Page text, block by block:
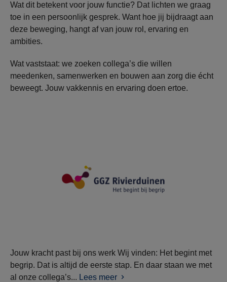
Wat dit betekent voor jouw functie? Dat lichten we graag
toe in een persoonlijk gesprek. Want hoe jij bijdraagt aan
deze beweging, hangt af van jouw rol, ervaring en
ambities.
Wat vaststaat: we zoeken collega’s die willen
meedenken, samenwerken en bouwen aan zorg die écht
beweegt. Jouw vakkennis en ervaring doen ertoe.
Jouw kracht past bij ons werk Wij vinden: Het begint met
begrip. Dat is altijd de eerste stap. En daar staan we met
al onze collega’s... Lees meer